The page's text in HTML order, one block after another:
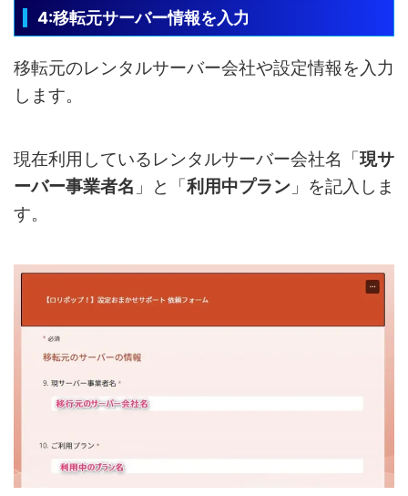
4:移転元サーバー情報を入力
移転元のレンタルサーバー会社や設定情報を入力
します。
現在利用しているレンタルサーバー会社名「現サ
ーバー事業者名 」と「利用中プラン 」を記入しま
す。